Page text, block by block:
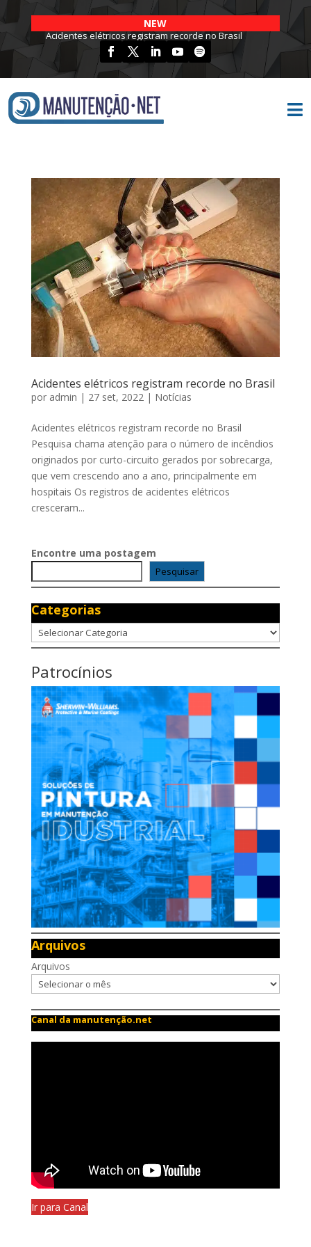
NEW
Acidentes elétricos registram recorde no Brasil

Acidentes elétricos registram recorde no Brasil
por admin | 27 set, 2022| Notícias
Acidentes elétricos registram recorde no Brasil
Pesquisa chama atenção para o número de incêndios
originados por curto-circuito gerados por sobrecarga,
que vem crescendo ano a ano, principalmente em
hospitais Os registros de acidentes elétricos
cresceram...
Encontre uma postagem
Pesquisar
Categorias
Categorias
Patrocínios
Arquivos
Arquivos
Canal da manutenção.net
Ir para Canal